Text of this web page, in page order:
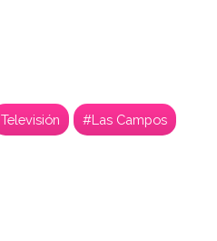
Televisión #Las Campos